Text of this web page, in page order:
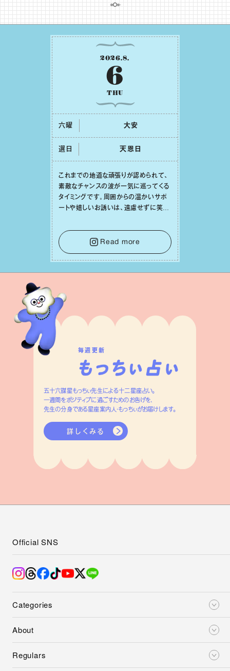
2026.8.
6
THU
六曜 ⼤安
選日 天恩⽇
これまでの地道な頑張りが認められて、
素敵なチャンスの波が⼀気に巡ってくる
タイミングです。周囲からの温かいサポ
ートや嬉しいお誘いは、遠慮せずに笑顔
せになっていくイメージを持って⼀歩を
踏み出して。⼀⼈⼀⼈の良いところが混
ざり合い、ハッピーな未来が形作られて
いきます。
Read more
毎週更新
五十六謀星もっちぃ先生による十二星座占い。
一週間をポジティブに過ごすためのお告げを、
先生の分身である星座案内人・もっちぃがお届けします。
詳しくみる
Categories
About
Regulars
Official SNS